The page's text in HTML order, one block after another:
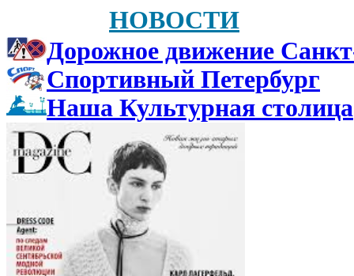
НОВОСТИ
Дорожное движение
Спортивный Петербург
Наша Культурная столица